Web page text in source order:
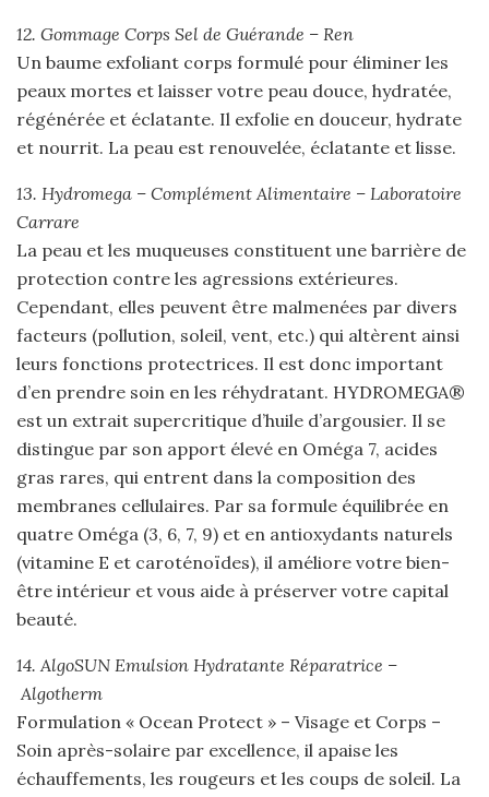
12. Gommage Corps Sel de Guérande – Ren
Un baume exfoliant corps formulé pour éliminer les
peaux mortes et laisser votre peau douce, hydratée,
régénérée et éclatante. Il exfolie en douceur, hydrate
et nourrit. La peau est renouvelée, éclatante et lisse.
13. Hydromega – Complément Alimentaire – Laboratoire
Carrare
La peau et les muqueuses constituent une barrière de
protection contre les agressions extérieures.
Cependant, elles peuvent être malmenées par divers
facteurs (pollution, soleil, vent, etc.) qui altèrent ainsi
leurs fonctions protectrices. Il est donc important
d’en prendre soin en les réhydratant. HYDROMEGA®
est un extrait supercritique d’huile d’argousier. Il se
distingue par son apport élevé en Oméga 7, acides
gras rares, qui entrent dans la composition des
membranes cellulaires. Par sa formule équilibrée en
quatre Oméga (3, 6, 7, 9) et en antioxydants naturels
(vitamine E et caroténoïdes), il améliore votre bien-
être intérieur et vous aide à préserver votre capital
beauté.
14. AlgoSUN Emulsion Hydratante Réparatrice –
Algotherm
Formulation « Ocean Protect » – Visage et Corps –
Soin après-solaire par excellence, il apaise les
échauffements, les rougeurs et les coups de soleil. La